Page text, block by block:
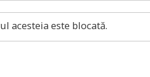
acesteia este blocată.